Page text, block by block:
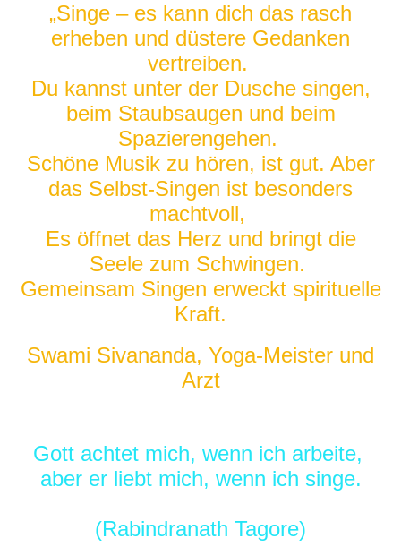
„Singe – es kann dich das rasch
erheben und düstere Gedanken
vertreiben.
Du kannst unter der Dusche singen,
beim Staubsaugen und beim
Spazierengehen.
Schöne Musik zu hören, ist gut. Aber
das Selbst-Singen ist besonders
machtvoll,
Es öffnet das Herz und bringt die
Seele zum Schwingen.
Gemeinsam Singen erweckt spirituelle
Kraft.
Swami Sivananda, Yoga-Meister und
Arzt
Gott achtet mich, wenn ich arbeite,
aber er liebt mich, wenn ich singe.
(Rabindranath Tagore)